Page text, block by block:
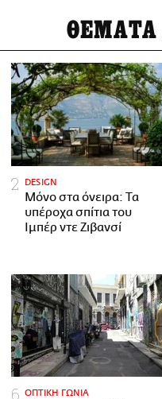
ΘΕΜΑΤΑ
DESIGN
Μόνο στα όνειρα: Τα
υπέροχα σπίτια του
Ιμπέρ ντε Ζιβανσί
ΟΠΤΙΚΗ ΓΩΝΙΑ